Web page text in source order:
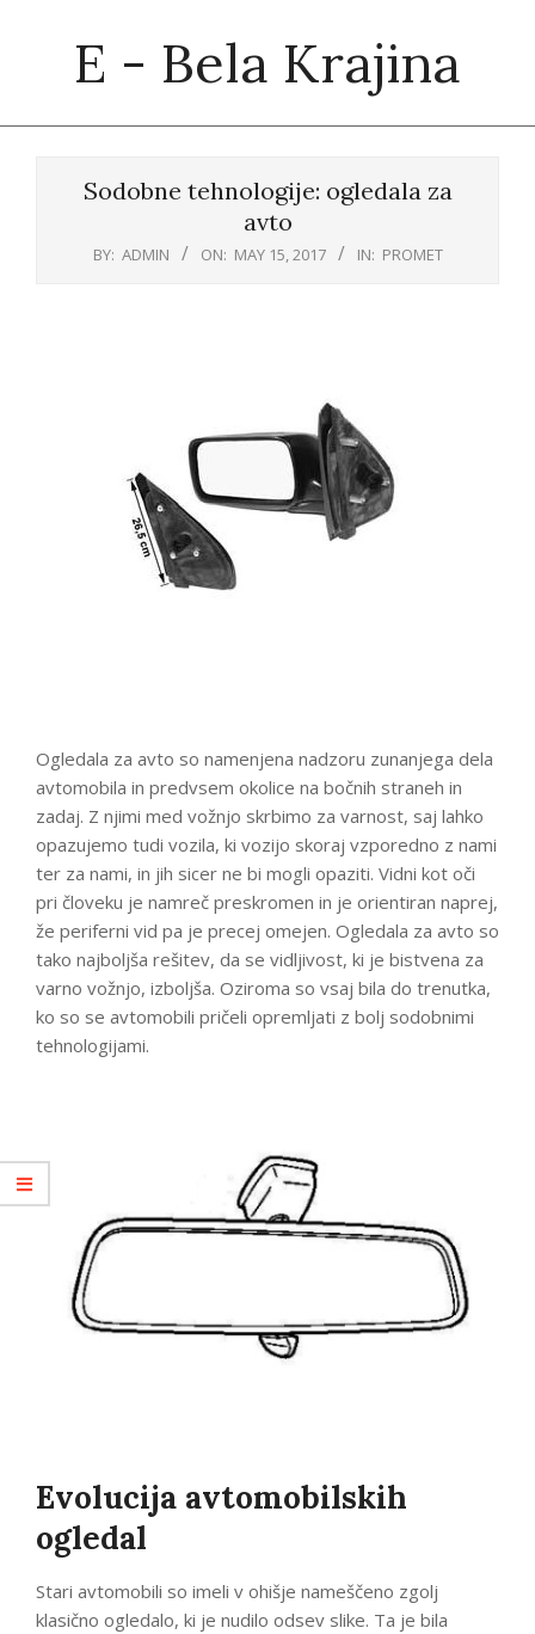
E - Bela Krajina
Sodobne tehnologije: ogledala za
avto
BY: ADMIN ON: MAY 15, 2017 IN: PROMET
Ogledala za avto so namenjena nadzoru zunanjega dela
avtomobila in predvsem okolice na bočnih straneh in
zadaj. Z njimi med vožnjo skrbimo za varnost, saj lahko
opazujemo tudi vozila, ki vozijo skoraj vzporedno z nami
ter za nami, in jih sicer ne bi mogli opaziti. Vidni kot oči
pri človeku je namreč preskromen in je orientiran naprej,
že periferni vid pa je precej omejen. Ogledala za avto so
tako najboljša rešitev, da se vidljivost, ki je bistvena za
varno vožnjo, izboljša. Oziroma so vsaj bila do trenutka,
ko so se avtomobili pričeli opremljati z bolj sodobnimi
tehnologijami.
Evolucija avtomobilskih
ogledal
Stari avtomobili so imeli v ohišje nameščeno zgolj
klasično ogledalo, ki je nudilo odsev slike. Ta je bila